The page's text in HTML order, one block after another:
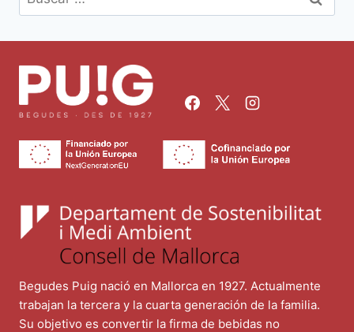
Begudes Puig nació en Mallorca en 1927. Actualmente
trabajan la tercera y la cuarta generación de la familia.
Su objetivo es convertir la firma de bebidas no